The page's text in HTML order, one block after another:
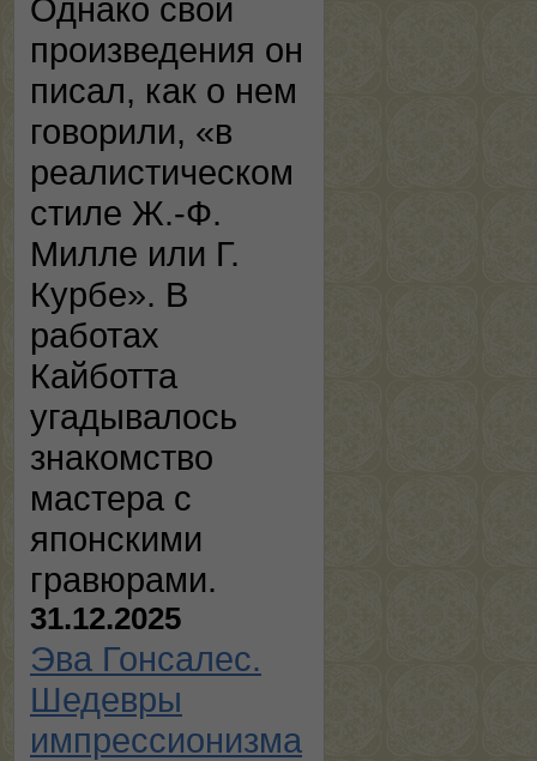
Однако свои
произведения он
писал, как о нем
говорили, «в
реалистическом
стиле Ж.-Ф.
Милле или Г.
Курбе». В
работах
Кайботта
угадывалось
знакомство
мастера с
японскими
гравюрами.
31.12.2025
Эва Гонсалес.
Шедевры
импрессионизма